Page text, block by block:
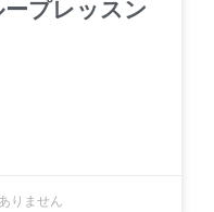
プレッスン
りません